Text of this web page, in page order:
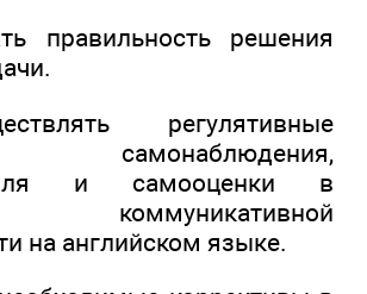
правильность решения
регулятивные
самонаблюдения,
и самооценки в
коммуникативной
на английском языке.